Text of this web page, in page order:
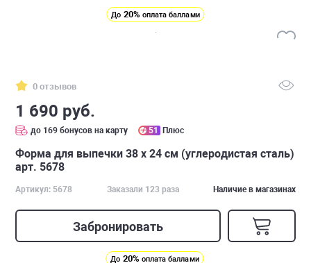
До 20% оплата баллами
0 отзывов
1 690 руб.
до 169 бонусов на карту 51 Плюс
Форма для выпечки 38 х 24 см (углеродистая сталь)
арт. 5678
Артикул: 5678 Заказали 123 раза Наличие в магазинах
Забронировать
До 20% оплата баллами